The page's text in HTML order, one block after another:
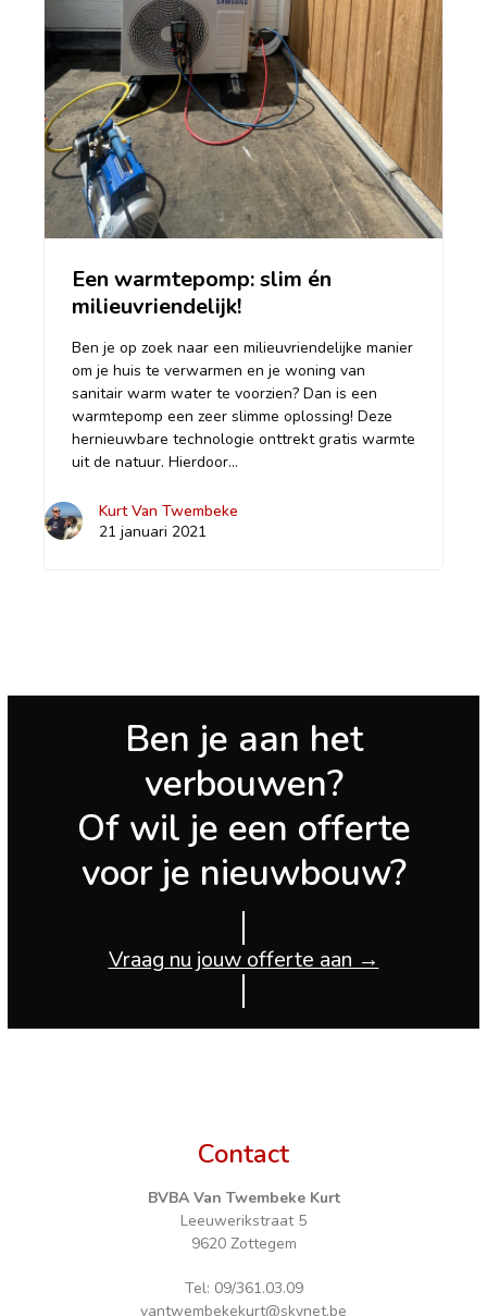
Een warmtepomp: slim én
milieuvriendelijk!
Ben je op zoek naar een milieuvriendelijke manier
om je huis te verwarmen en je woning van
sanitair warm water te voorzien? Dan is een
warmtepomp een zeer slimme oplossing! Deze
hernieuwbare technologie onttrekt gratis warmte
uit de natuur. Hierdoor…
Kurt Van Twembeke
21 januari 2021
Ben je aan het
verbouwen?
Of wil je een offerte
voor je nieuwbouw?
Vraag nu jouw offerte aan →
Contact
BVBA Van Twembeke Kurt
Leeuwerikstraat 5
9620 Zottegem
Tel: 09/361.03.09
vantwembekekurt@skynet.be